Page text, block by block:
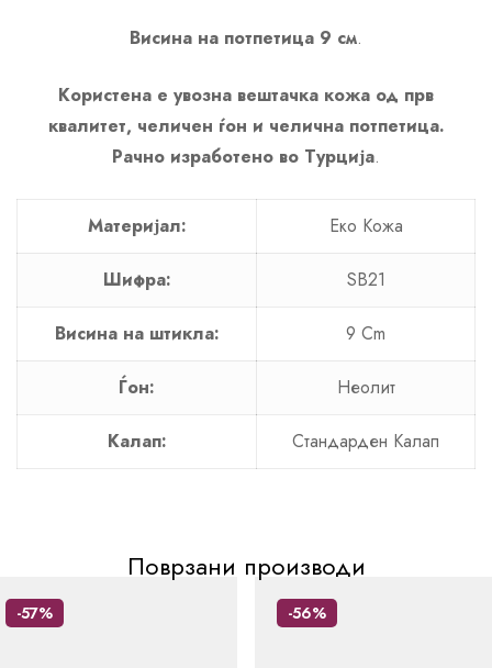
Висина на потпетица 9 см.
Користена е увозна вештачка кожа од прв
квалитет, челичен ѓон и челична потпетица.
Рачно изработено во Турција.
Материјал: Еко Кожа
Шифра: SB21
Висина на штикла: 9 Cm
Ѓон: Неолит
Калап: Стандарден Калап
Поврзани производи
-57% -56%